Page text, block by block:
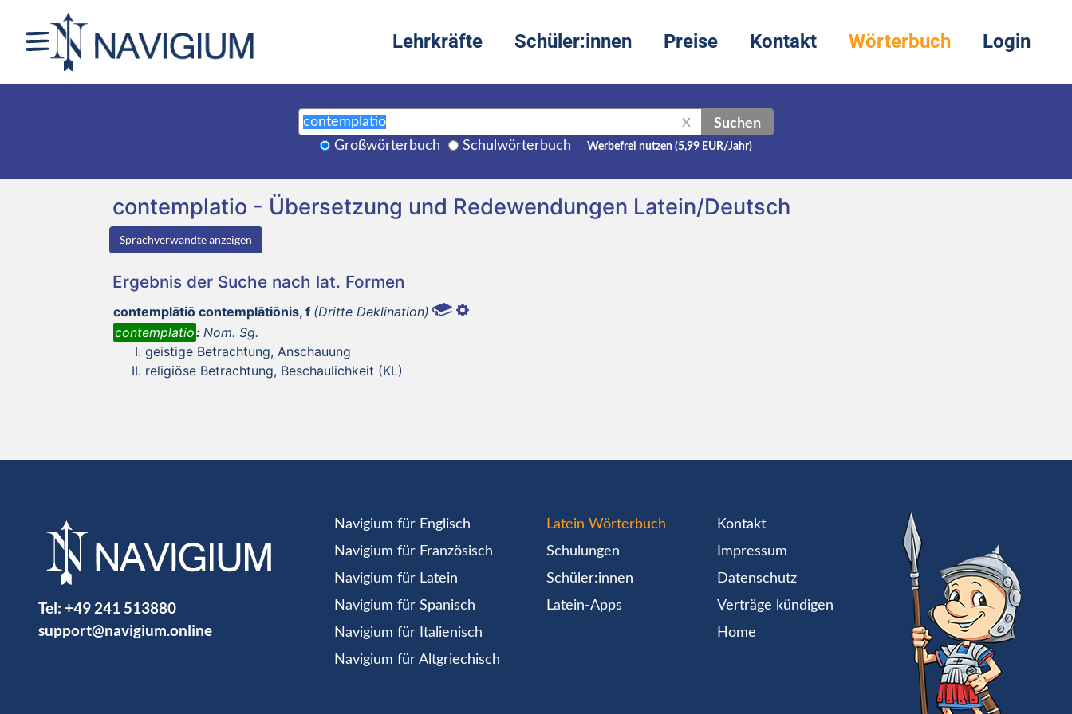
Lehrkräfte Schüler:innen Preise Kontakt Wörterbuch Login
X Suchen
Großwörterbuch Schulwörterbuch Werbefrei nutzen (5,99 EUR/Jahr)
contemplatio - Übersetzung und Redewendungen Latein/Deutsch
Sprachverwandte anzeigen
Ergebnis der Suche nach lat. Formen
contemplātiō contemplātiōnis, f (Dritte Deklination)
contemplatio: Nom. Sg.
geistige Betrachtung, Anschauung
religiöse Betrachtung, Beschaulichkeit (KL)
Tel: +49 241 513880
support@navigium.online
Navigium für Englisch
Navigium für Französisch
Navigium für Latein
Navigium für Spanisch
Navigium für Italienisch
Navigium für Altgriechisch
Latein Wörterbuch
Schulungen
Schüler:innen
Latein-Apps
Kontakt
Impressum
Datenschutz
Verträge kündigen
Home